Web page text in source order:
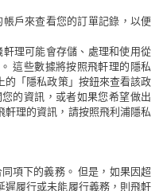
帳戶 來查看您的訂單記錄，以便
理可能會存儲、處理和使用從
這些數據將按照飛軒理的隱私
的 「隱私政策」 按鈕來查看該政
的資訊，或者如果您希望做出
軒理的資訊，請按照飛利浦隱私
項下的義務。 但是，如果因超
遲履行或未能履行義務，則飛軒